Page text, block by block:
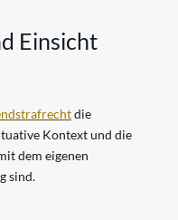
Einsicht
die
Kontext und die
dem eigenen
sind.